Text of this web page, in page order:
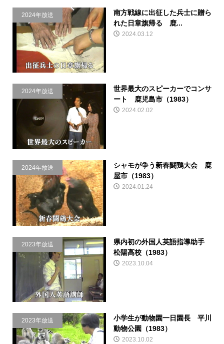
2024年放送
南方戦線に出征した兵士に贈ら
れた日章旗帰る 鹿...
2024.03.12
2024年放送
世界最大のスピーカーでコンサ
ート 鹿児島市（1983）
2024.02.02
2024年放送
シャモが争う新春闘鶏大会 鹿
屋市（1983）
2024.01.24
2023年放送
県内初の外国人英語指導助手
松陽高校（1983）
2023.10.04
2023年放送
小学生が動物園一日園長 平川
動物公園（1983）
2023.10.02